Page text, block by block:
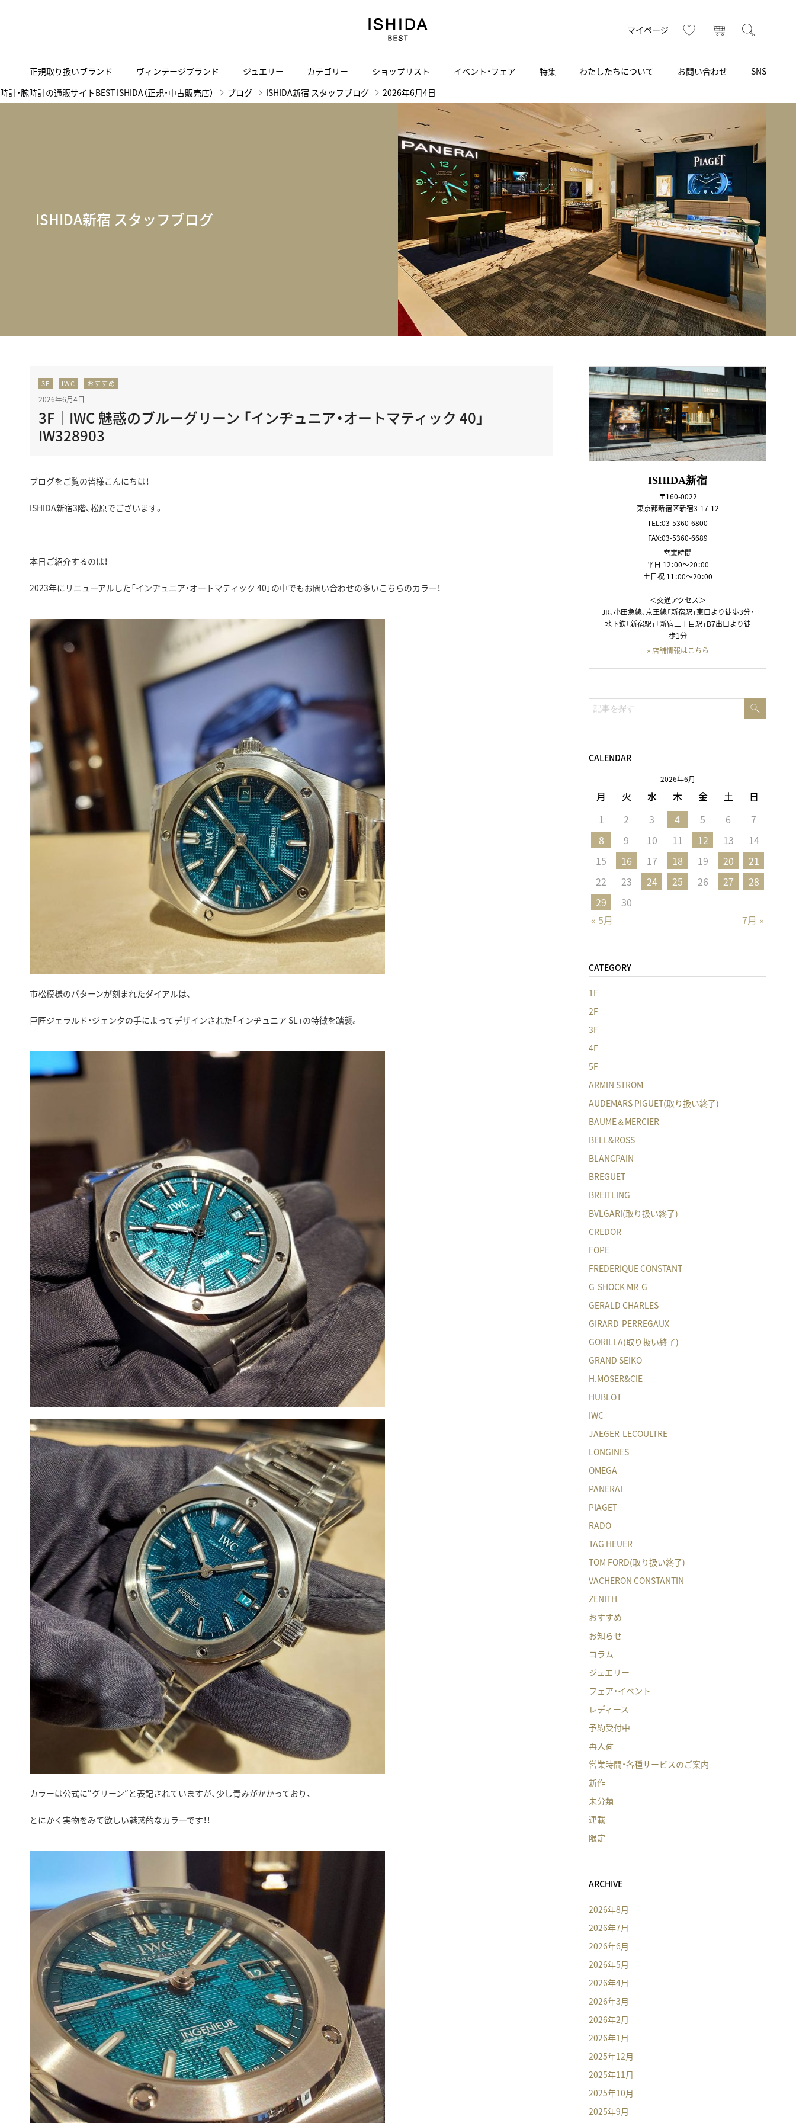
マイページ お気に入りカート
正規取り扱いブランド
A B C D E F G H I J K L M
amazfit
アマズフィット
AMIDA
アミダ
ARMINSTROM
アーミンシュトローム
Arnold & Son
アーノルド＆サン
正規取り扱いブランド一覧はこちら
ヴィンテージブランド
買取り・下取り・委託サービスについて
検索
ヴィンテージブランド一覧はこちら
ジュエリー カテゴリー
ヴィンテージブランド
スマートウォッチ
ISHIDA いいモノ Selection
いいモノ Gift selection
i.s.d.(アイエスディー)
ショップリスト
Luxury Time Lounge ブライトリング ブティック 銀座
ブライトリング ブティック GINZA SIX IWC 表参道ブティック BEST VINTAGE新宿
ヒューリックスクエア札幌
ショップリスト一覧はこちら
イベント・フェア 特集 わたしたちについて
代表メッセージ 会社概要
お問い合わせ
お問い合わせ ご来店の予約 オンライン相談
SNS
INSTAGRAM
TikTok
時計・腕時計の通販サイトBEST ISHIDA（正規・中古販売店） ブログ ISHIDA新宿 スタッフブログ 2026年6月4日
ISHIDA新宿 スタッフブログ
3F IWC おすすめ
2026年6月4日
3F｜IWC 魅惑のブルーグリーン 「インヂュニア・オートマティック 40」
IW328903
ブログをご覧の皆様こんにちは！
ISHIDA新宿3階、松原でございます。
本日ご紹介するのは！
2023年にリニューアルした「インヂュニア・オートマティック 40」の中でもお問い合わせの多いこちらのカラー！
市松模様のパターンが刻まれたダイアルは、
巨匠ジェラルド・ジェンタの手によってデザインされた「インヂュニア SL」の特徴を踏襲。
カラーは公式に“グリーン”と表記されていますが、少し青みがかかっており、
とにかく実物をみて欲しい魅惑的なカラーです！！
ISHIDA新宿
〒160-0022
東京都新宿区新宿3-17-12
TEL:03-5360-6800
FAX:03-5360-6689
営業時間
平日 12：00～20：00
土日祝 11：00～20：00
＜交通アクセス＞
JR、小田急線、京王線「新宿駅」東口より徒歩3分・
地下鉄「新宿駅」「新宿三丁目駅」B7出口より徒
歩1分
» 店舗情報はこちら
検
索:
CALENDAR
2026年6月
月 火 水 木 金 土 日
« 5月 7月 »
1 2 3 4 5 6
7
8
9 10 11 12 13
14
15
16 17 18 19 20
21
22
23 24 25 26 27
28
29
30
CATEGORY
1F
2F
3F
4F
5F
ARMIN STROM
AUDEMARS PIGUET(取り扱い終了)
BAUME＆MERCIER
BELL&ROSS
BLANCPAIN
BREGUET
BREITLING
BVLGARI(取り扱い終了)
CREDOR
FOPE
FREDERIQUE CONSTANT
G-SHOCK MR-G
GERALD CHARLES
GIRARD-PERREGAUX
GORILLA(取り扱い終了)
GRAND SEIKO
H.MOSER&CIE
HUBLOT
IWC
JAEGER-LECOULTRE
LONGINES
OMEGA
PANERAI
PIAGET
RADO
TAG HEUER
TOM FORD(取り扱い終了)
VACHERON CONSTANTIN
ZENITH
おすすめ
お知らせ
コラム
ジュエリー
フェア・イベント
レディース
予約受付中
再入荷
営業時間・各種サービスのご案内
新作
未分類
連載
限定
ARCHIVE
2026年8月
2026年7月
2026年6月
2026年5月
2026年4月
2026年3月
2026年2月
2026年1月
2025年12月
2025年11月
2025年10月
2025年9月